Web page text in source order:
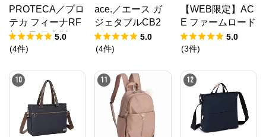
PROTECA／プロ
テカ フィーナRF
超軽量 日本製 キ
ャリーケース 18L
5.0
(4件)
ace.／エース ガ
ジェタブルCB2
ビジネスリュック
A4サイズ 14.0イ
5.0
(4件)
【WEB限定】AC
E ファームロード
63/75L スーツケ
ース エキスパン
5.0
(3件)
10 11 12